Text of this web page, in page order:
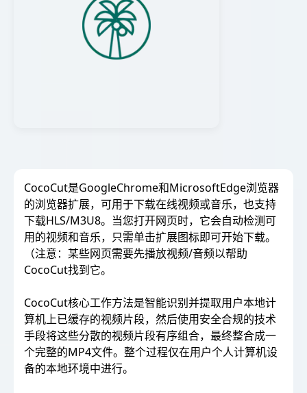
CocoCut是GoogleChrome和MicrosoftEdge浏览器
的浏览器扩展，可用于下载在线视频或音乐，也支持
下载HLS/M3U8。当您打开网页时，它会自动检测可
用的视频和音乐，只需单击扩展图标即可开始下载。
（注意：某些网页需要先播放视频/音频以帮助
CocoCut找到它。
CocoCut核心工作方法是智能识别并提取用户本地计
算机上已缓存的视频片段，然后使用安全合规的技术
手段将这些分散的视频片段有序组合，最终整合成一
个完整的MP4文件。整个过程仅在用户个人计算机设
备的本地环境中进行。